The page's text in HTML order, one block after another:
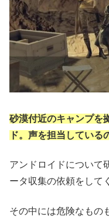
砂漠付近のキャンプを
ド。声を担当している
アンドロイドについて
ータ収集の依頼をして
その中には危険なもの